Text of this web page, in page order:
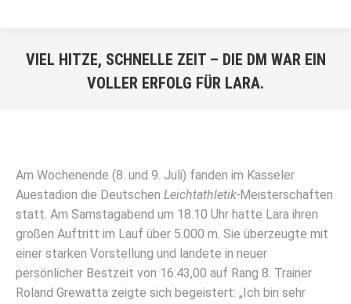
VIEL HITZE, SCHNELLE ZEIT – DIE DM WAR EIN
VOLLER ERFOLG FÜR LARA.
Am Wochenende (8. und 9. Juli) fanden im Kasseler
Auestadion die Deutschen Leichtathletik-Meisterschaften
statt. Am Samstagabend um 18.10 Uhr hatte Lara ihren
großen Auftritt im Lauf über 5.000 m. Sie überzeugte mit
einer starken Vorstellung und landete in neuer
persönlicher Bestzeit von 16:43,00 auf Rang 8. Trainer
Roland Grewatta zeigte sich begeistert: „Ich bin sehr